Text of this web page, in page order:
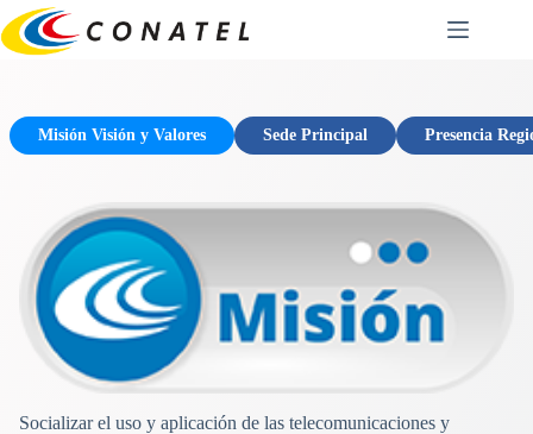
Saltar
al
contenido
Misión Visión y Valores Sede Principal Presencia
Socializar el uso y aplicación de las telecomunicaciones y